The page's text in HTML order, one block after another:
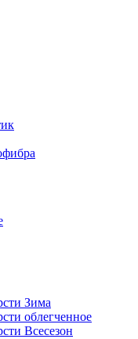
Зима
облегченное
Всесезон